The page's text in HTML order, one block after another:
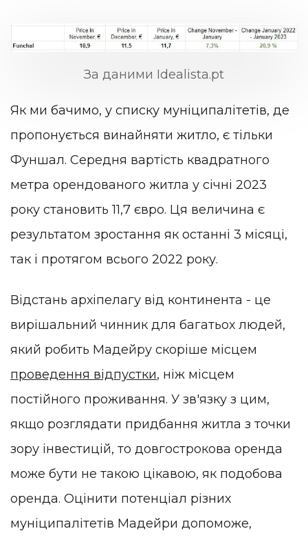
За даними Idealista.pt
Як ми бачимо, у списку муніципалітетів, де
пропонується винайняти житло, є тільки
Фуншал. Середня вартість квадратного
метра орендованого житла у січні 2023
року становить 11,7 євро. Ця величина є
результатом зростання як останні 3 місяці,
так і протягом всього 2022 року.
Відстань архіпелагу від континента - це
вирішальний чинник для багатьох людей,
який робить Мадейру скоріше місцем
проведення відпустки, ніж місцем
постійного проживання. У зв'язку з цим,
якщо розглядати придбання житла з точки
зору інвестицій, то довгострокова оренда
може бути не такою цікавою, як подобова
оренда. Оцінити потенціал різних
муніципалітетів Мадейри допоможе,